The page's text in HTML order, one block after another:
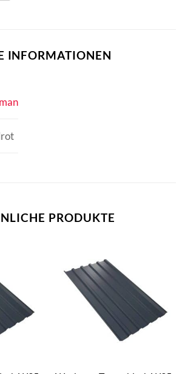
INFORMATIONEN
PRODUKTE